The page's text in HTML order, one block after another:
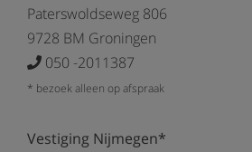
Paterswoldseweg 806
9728 BM Groningen
050 -2011387
* bezoek alleen op afspraak
Vestiging Nijmegen*